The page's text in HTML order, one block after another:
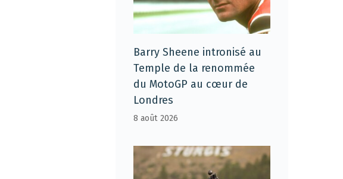
Barry Sheene intronisé au
Temple de la renommée
du MotoGP au cœur de
Londres
8 août 2026